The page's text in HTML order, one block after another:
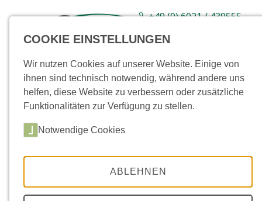
+49 (0) 6021 / 439555-
Sortiment Neuware Aktionsartikel
COOKIE EINSTELLUNGEN
Wir nutzen Cookies auf unserer Website. Einige von
ihnen sind technisch notwendig, während andere uns
helfen, diese Website zu verbessern oder zusätzliche
Funktionalitäten zur Verfügung zu stellen.
Notwendige Cookies
ABLEHNEN